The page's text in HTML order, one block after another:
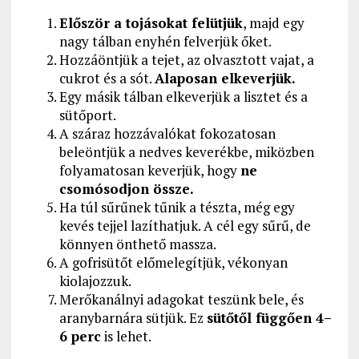
Először a tojásokat felütjük, majd egy
nagy tálban enyhén felverjük őket.
Hozzáöntjük a tejet, az olvasztott vajat, a
cukrot és a sót.Alaposan elkeverjük.
Egy másik tálban elkeverjük a lisztet és a
sütőport.
A száraz hozzávalókat fokozatosan
beleöntjük a nedves keverékbe, miközben
folyamatosan keverjük, hogy ne
csomósodjon össze.
Ha túl sűrűnek tűnik a tészta, még egy
kevés tejjel lazíthatjuk. A cél egy sűrű, de
könnyen önthető massza.
A gofrisütőt előmelegítjük, vékonyan
kiolajozzuk.
Merőkanálnyi adagokat teszünk bele, és
aranybarnára sütjük. Ez sütőtől függően 4–
6 percis lehet.